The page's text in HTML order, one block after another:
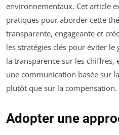
environnementaux. Cet article
pratiques pour aborder cette
transparente, engageante et
les stratégies clés pour éviter le
la transparence sur les chiffres,
une communication basée sur
plutôt que sur la compensation.
Adopter une